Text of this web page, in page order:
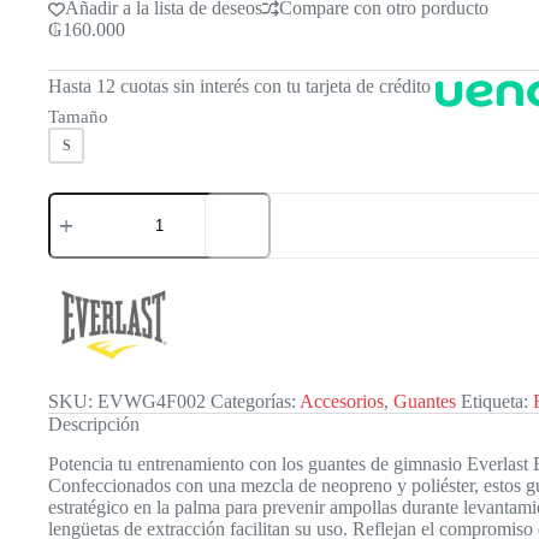
Añadir a la lista de deseos
Compare con otro porducto
₲160.000
Hasta 12 cuotas sin interés con tu tarjeta de crédito
Tamaño
S
Everlast
Gloves
Gym
Mn
cantidad
SKU: EVWG4F002 Categorías: Accesorios, Guantes Etiqueta:
Descripción
Potencia tu entrenamiento con los guantes de gimnasio
Confeccionados con una mezcla de neopreno y poliéster, estos
estratégico en la palma para prevenir ampollas durante
lengüetas de extracción facilitan su uso. Reflejan el